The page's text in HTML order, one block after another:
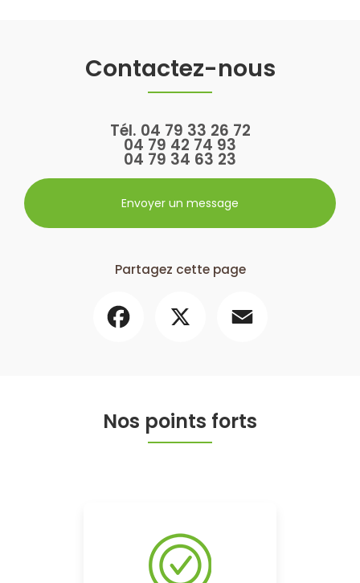
Contactez-nous
Tél. 04 79 33 26 72
04 79 42 74 93
04 79 34 63 23
Envoyer un message
Partagez cette page
Nos points forts